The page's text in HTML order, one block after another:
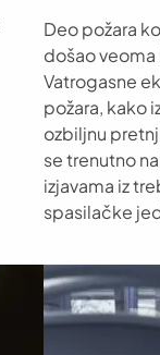
Deo požara
došao
Vatrogasne
požara, kako
ozbiljnu
se trenutno
izjavama iz
spasilačke